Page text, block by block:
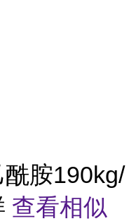
胺190kg/
查看相似